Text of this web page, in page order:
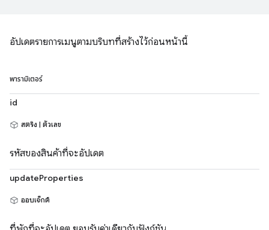
อัปเดตรายการเมนูตามบริบทที่สร้างไว้ก่อนหน้านี้
พารามิเตอร์
id
สตริง | ตัวเลข
รหัสของสินค้าที่จะอัปเดต
updateProperties
ออบเจ็กต์